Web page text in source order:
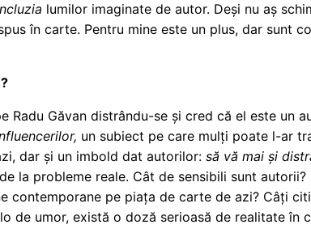
lumilor imaginate de autor. Deși nu aș
în carte. Pentru mine este un plus, dar
Radu Găvan distrându-se și cred că el este un
, un subiect pe care mulți poate l-ar
dar și un imbold dat autorilor:să vă mai și
la probleme reale. Cât de sensibili sunt
contemporane pe piața de carte de azi? Câți
de umor, există o doză serioasă de realitate